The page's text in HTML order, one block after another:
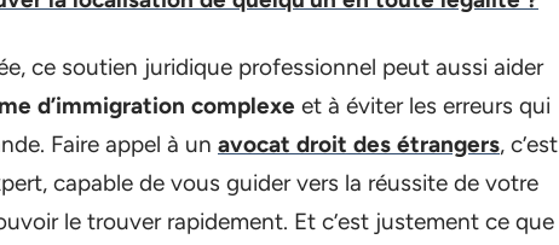
ce soutien juridique professionnel peut aussi aider
d’immigration complexe et à éviter les erreurs qui
Faire appel à un avocat droit des étrangers, c’est
capable de vous guider vers la réussite de votre
le trouver rapidement. Et c’est justement ce que